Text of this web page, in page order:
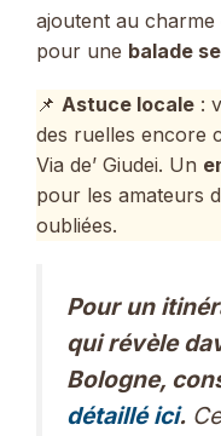
ajoutent au
pour une balade
📌 Astuce locale :
des ruelles encore
Via de’ Giudei. Un
pour les amateurs
oubliées.
Pour un
qui révèle
Bologne,
détaillé ici.